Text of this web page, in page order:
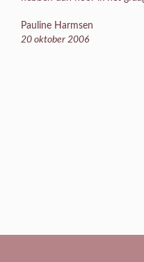
Pauline Harmsen
20 oktober 2006